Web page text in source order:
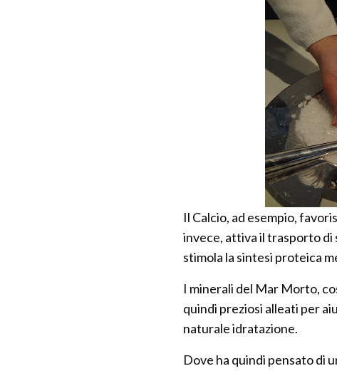
Il Calcio, ad esempio,
invece, attiva il trasporto di
stimola la sintesi proteica
I minerali del Mar Morto,
quindi preziosi alleati per
naturale idratazione.
Dove ha quindi pensato di